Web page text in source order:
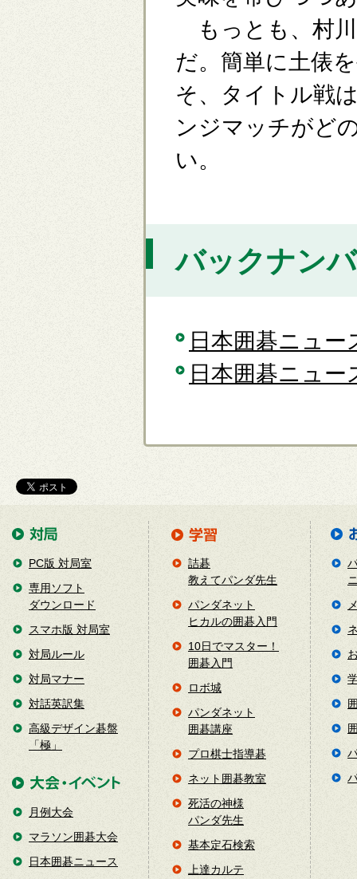
もっとも、村
だ。簡単に土俵
そ、タイトル戦
ンジマッチがど
い。
バックナン
日本囲碁ニュー
日本囲碁ニュー
PC版 対局室
専用ソフト
ダウンロード
スマホ版 対局室
対局ルール
対局マナー
対話英訳集
高級デザイン碁盤
「極」
月例大会
マラソン囲碁大会
日本囲碁ニュース
詰碁
教えてパンダ先生
パンダネット
ヒカルの囲碁入門
10日でマスター！
囲碁入門
ロボ城
パンダネット
囲碁講座
プロ棋士指導碁
ネット囲碁教室
死活の神様
パンダ先生
基本定石検索
上達カルテ